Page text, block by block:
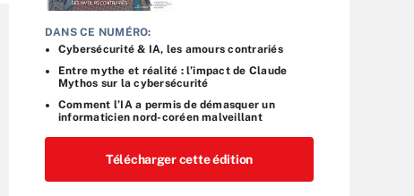
DANS CE NUMÉRO:
Cybersécurité & IA, les amours contrariés
Entre mythe et réalité : l’impact de Claude
Mythos sur la cybersécurité
Comment l’IA a permis de démasquer un
informaticien nord-coréen malveillant
Télécharger cette édition